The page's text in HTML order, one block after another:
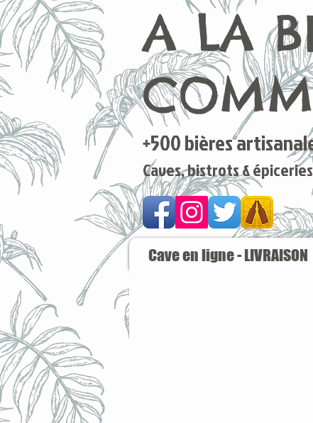
+500 bières
Caves, bistrots &
A LA
Cave en ligne - LIVRAISON